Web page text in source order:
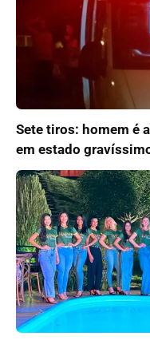
Sete tiros: homem é
em estado